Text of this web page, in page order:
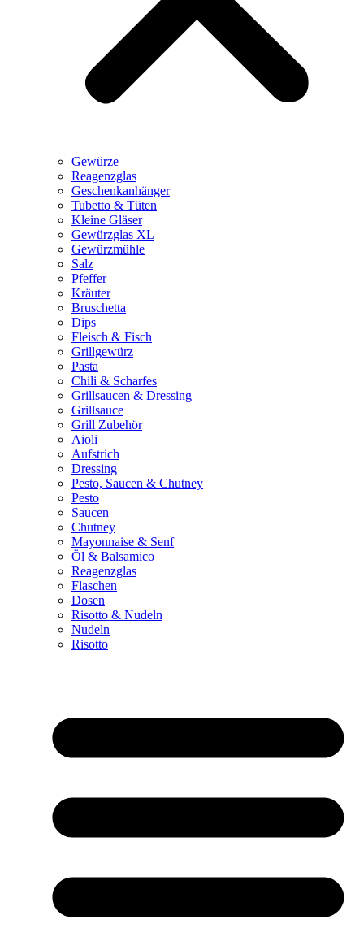
Gewürze
Reagenzglas
Geschenkanhänger
Tubetto & Tüten
Kleine Gläser
Gewürzglas XL
Gewürzmühle
Salz
Pfeffer
Kräuter
Bruschetta
Dips
Fleisch & Fisch
Grillgewürz
Pasta
Chili & Scharfes
Grillsaucen & Dressing
Grillsauce
Grill Zubehör
Aioli
Aufstrich
Dressing
Pesto, Saucen & Chutney
Pesto
Saucen
Chutney
Mayonnaise & Senf
Öl & Balsamico
Reagenzglas
Flaschen
Dosen
Risotto & Nudeln
Nudeln
Risotto